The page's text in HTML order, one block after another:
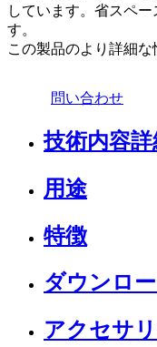
しています。省スペ
す。
この製品のより詳細
問い合わせ
技術内容詳
用途
特徴
ダウンロ
アクセサ